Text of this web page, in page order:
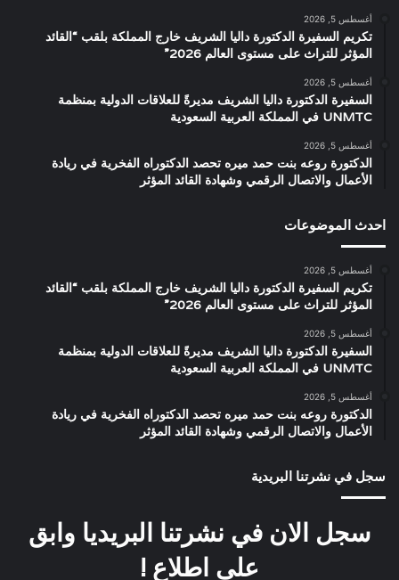
أغسطس 5, 2026
تكريم السفيرة الدكتورة داليا الشريف خارج المملكة بلقب “القائد
المؤثر للتراث على مستوى العالم 2026”
أغسطس 5, 2026
السفيرة الدكتورة داليا الشريف مديرةً للعلاقات الدولية بمنظمة
UNMTC في المملكة العربية السعودية
أغسطس 5, 2026
الدكتورة روعه بنت حمد ميره تحصد الدكتوراه الفخرية في ريادة
الأعمال والاتصال الرقمي وشهادة القائد المؤثر
احدث الموضوعات
أغسطس 5, 2026
تكريم السفيرة الدكتورة داليا الشريف خارج المملكة بلقب “القائد
المؤثر للتراث على مستوى العالم 2026”
أغسطس 5, 2026
السفيرة الدكتورة داليا الشريف مديرةً للعلاقات الدولية بمنظمة
UNMTC في المملكة العربية السعودية
أغسطس 5, 2026
الدكتورة روعه بنت حمد ميره تحصد الدكتوراه الفخرية في ريادة
الأعمال والاتصال الرقمي وشهادة القائد المؤثر
سجل في نشرتنا البريدية
سجل الان في نشرتنا البريديا وابق
على اطلاع !